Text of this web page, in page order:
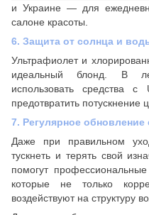
и Украине — для
салоне красоты.
6. Защита от солнца и
Ультрафиолет и
идеальный блонд. В
использовать средства
предотвратить потускнение
7. Регулярное обновление
Даже при правильном
тускнеть и терять свой
помогут
которые не только
воздействуют на структуру